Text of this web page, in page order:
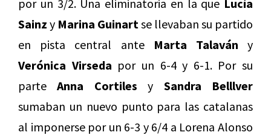
por un 3/2. Una eliminatoria en la que Lucía
Sainz y Marina Guinart se llevaban su partido
en pista central ante Marta Talaván y
Verónica Virseda por un 6-4 y 6-1. Por su
parteAnna Cortiles y Sandra Belllver
sumaban un nuevo punto para las catalanas
al imponerse por un 6-3 y 6/4 a Lorena Alonso